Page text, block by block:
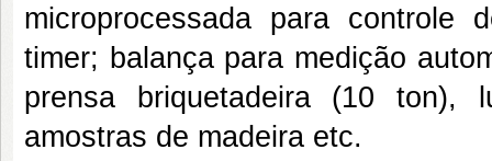
microprocessada para controle
timer; balança para medição
prensa briquetadeira (10 ton),
amostras de madeira etc.